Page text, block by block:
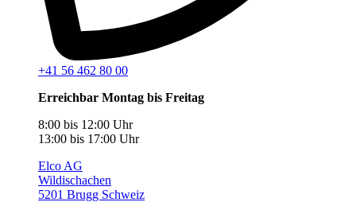
+41 56 462 80 00
Erreichbar Montag bis Freitag
8:00 bis 12:00 Uhr
13:00 bis 17:00 Uhr
Elco AG
Wildischachen
5201 Brugg Schweiz